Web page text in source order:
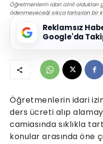
Öğretmenlerin idari izinli
ödenmeyeceği sıkça tartışılan bir
Reklamsız
Google'da
Öğretmenlerin idari
ders ücreti alıp
camiasında sıklıkla
konular arasında öne